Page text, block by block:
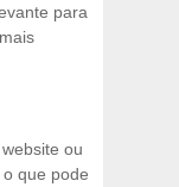
para
ou
que pode